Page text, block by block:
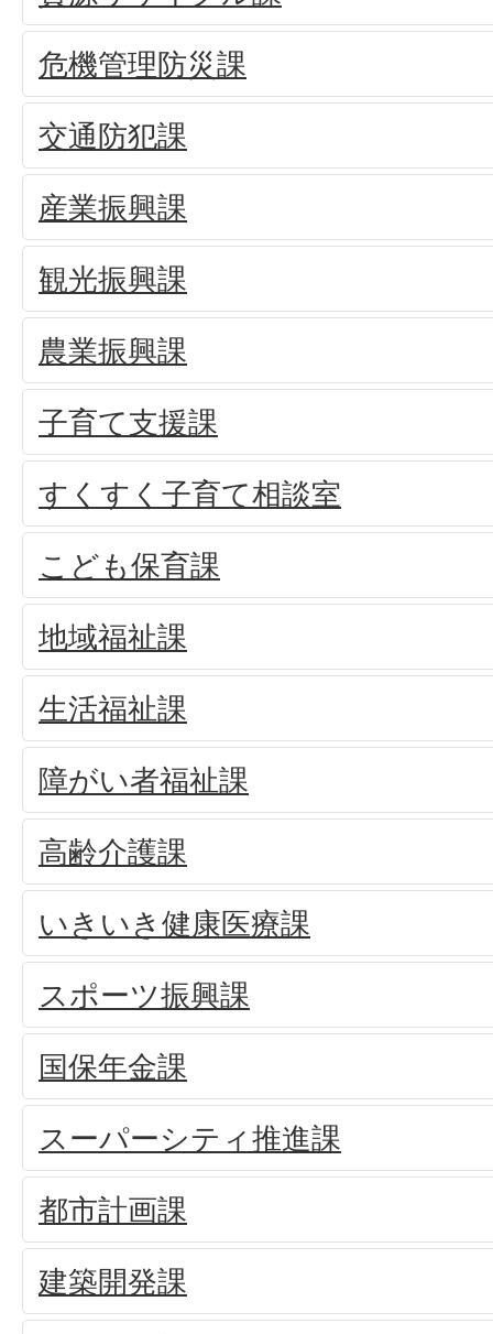
危機管理防災課
交通防犯課
産業振興課
観光振興課
農業振興課
子育て支援課
すくすく子育て相談室
こども保育課
地域福祉課
生活福祉課
障がい者福祉課
高齢介護課
いきいき健康医療課
スポーツ振興課
国保年金課
スーパーシティ推進課
都市計画課
建築開発課